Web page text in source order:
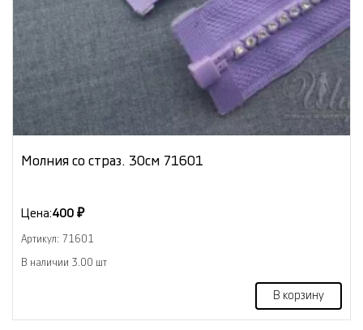
Молния со страз. 30см 71601
Цена:400 ₽
Артикул: 71601
В наличии 3.00 шт
В корзину